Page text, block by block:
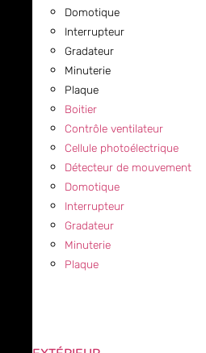
Domotique
Interrupteur
Gradateur
Minuterie
Plaque
Boitier
Contrôle ventilateur
Cellule photoélectrique
Détecteur de mouvement
Domotique
Interrupteur
Gradateur
Minuterie
Plaque